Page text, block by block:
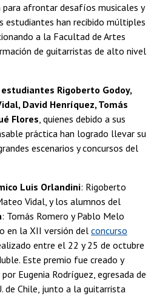
para afrontar desafíos musicales y
estudiantes han recibido múltiples
a la Facultad de Artes
de guitarristas de alto nivel
Rigoberto Godoy,
David Henríquez, Tomás
Flores, quienes debido a sus
práctica han logrado llevar su
escenarios y concursos del
Luis Orlandini: Rigoberto
Vidal, y los alumnos del
: Tomás Romero y Pablo Melo
en la XII versión del concurso
entre el 22 y 25 de octubre
Este premio fue creado y
Eugenia Rodríguez, egresada de
de Chile, junto a la guitarrista